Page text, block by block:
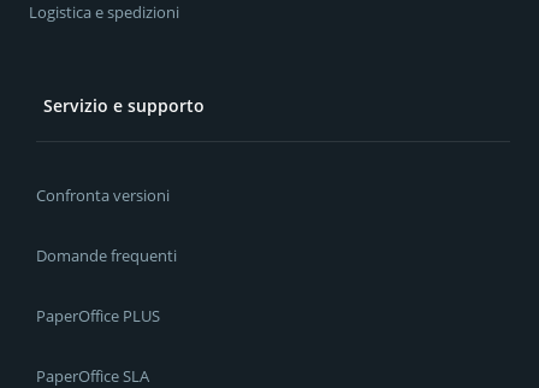
Logistica e spedizioni
Servizio e supporto
Confronta versioni
Domande frequenti
PaperOffice PLUS
PaperOffice SLA